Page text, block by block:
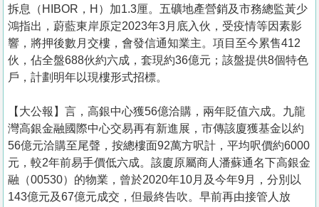
拆息（HIBOR，H）加1.3厘。五礦地產營銷及市務總監黃少
鴻指出，蔚藍東岸原定2023年3月底入伙，受疫情等因素影
響，將押後數月交樓，會發信通知業主。項目至今累售412
伙，佔全盤688伙約六成，套現約36億元；該盤提供8個特色
戶，計劃明年以現樓形式招標。
【大公報】言， 高銀中心獲56億洽購，兩年貶值六成。九龍
灣高銀金融國際中心交易再有新進展，市傳該廈獲基金以約
56億元洽購至尾聲，按總樓面92萬方呎計，平均呎價約6000
元，較2年前易手價低六成。該廈原屬商人潘蘇通名下高銀金
融（00530）的物業，曾於2020年10月及今年9月，分別以
143億元及67億元成交，但最終告吹。早前再由接管人放